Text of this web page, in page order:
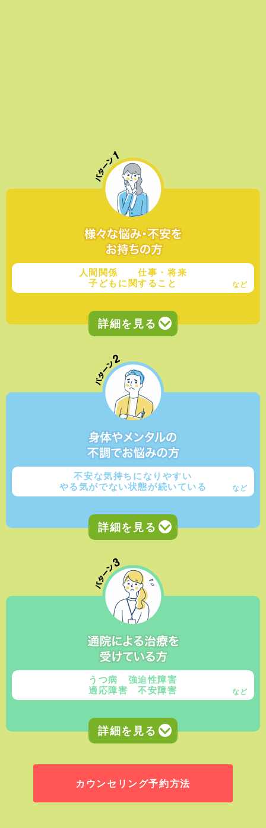
人間関係 仕事・将来
子どもに関すること
など
不安な気持ちになりやすい
やる気がでない状態が続いている
など
うつ病 強迫性障害
適応障害 不安障害
など
カウンセリング予約方法